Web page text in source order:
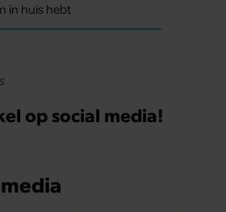
in huis hebt
op social media!